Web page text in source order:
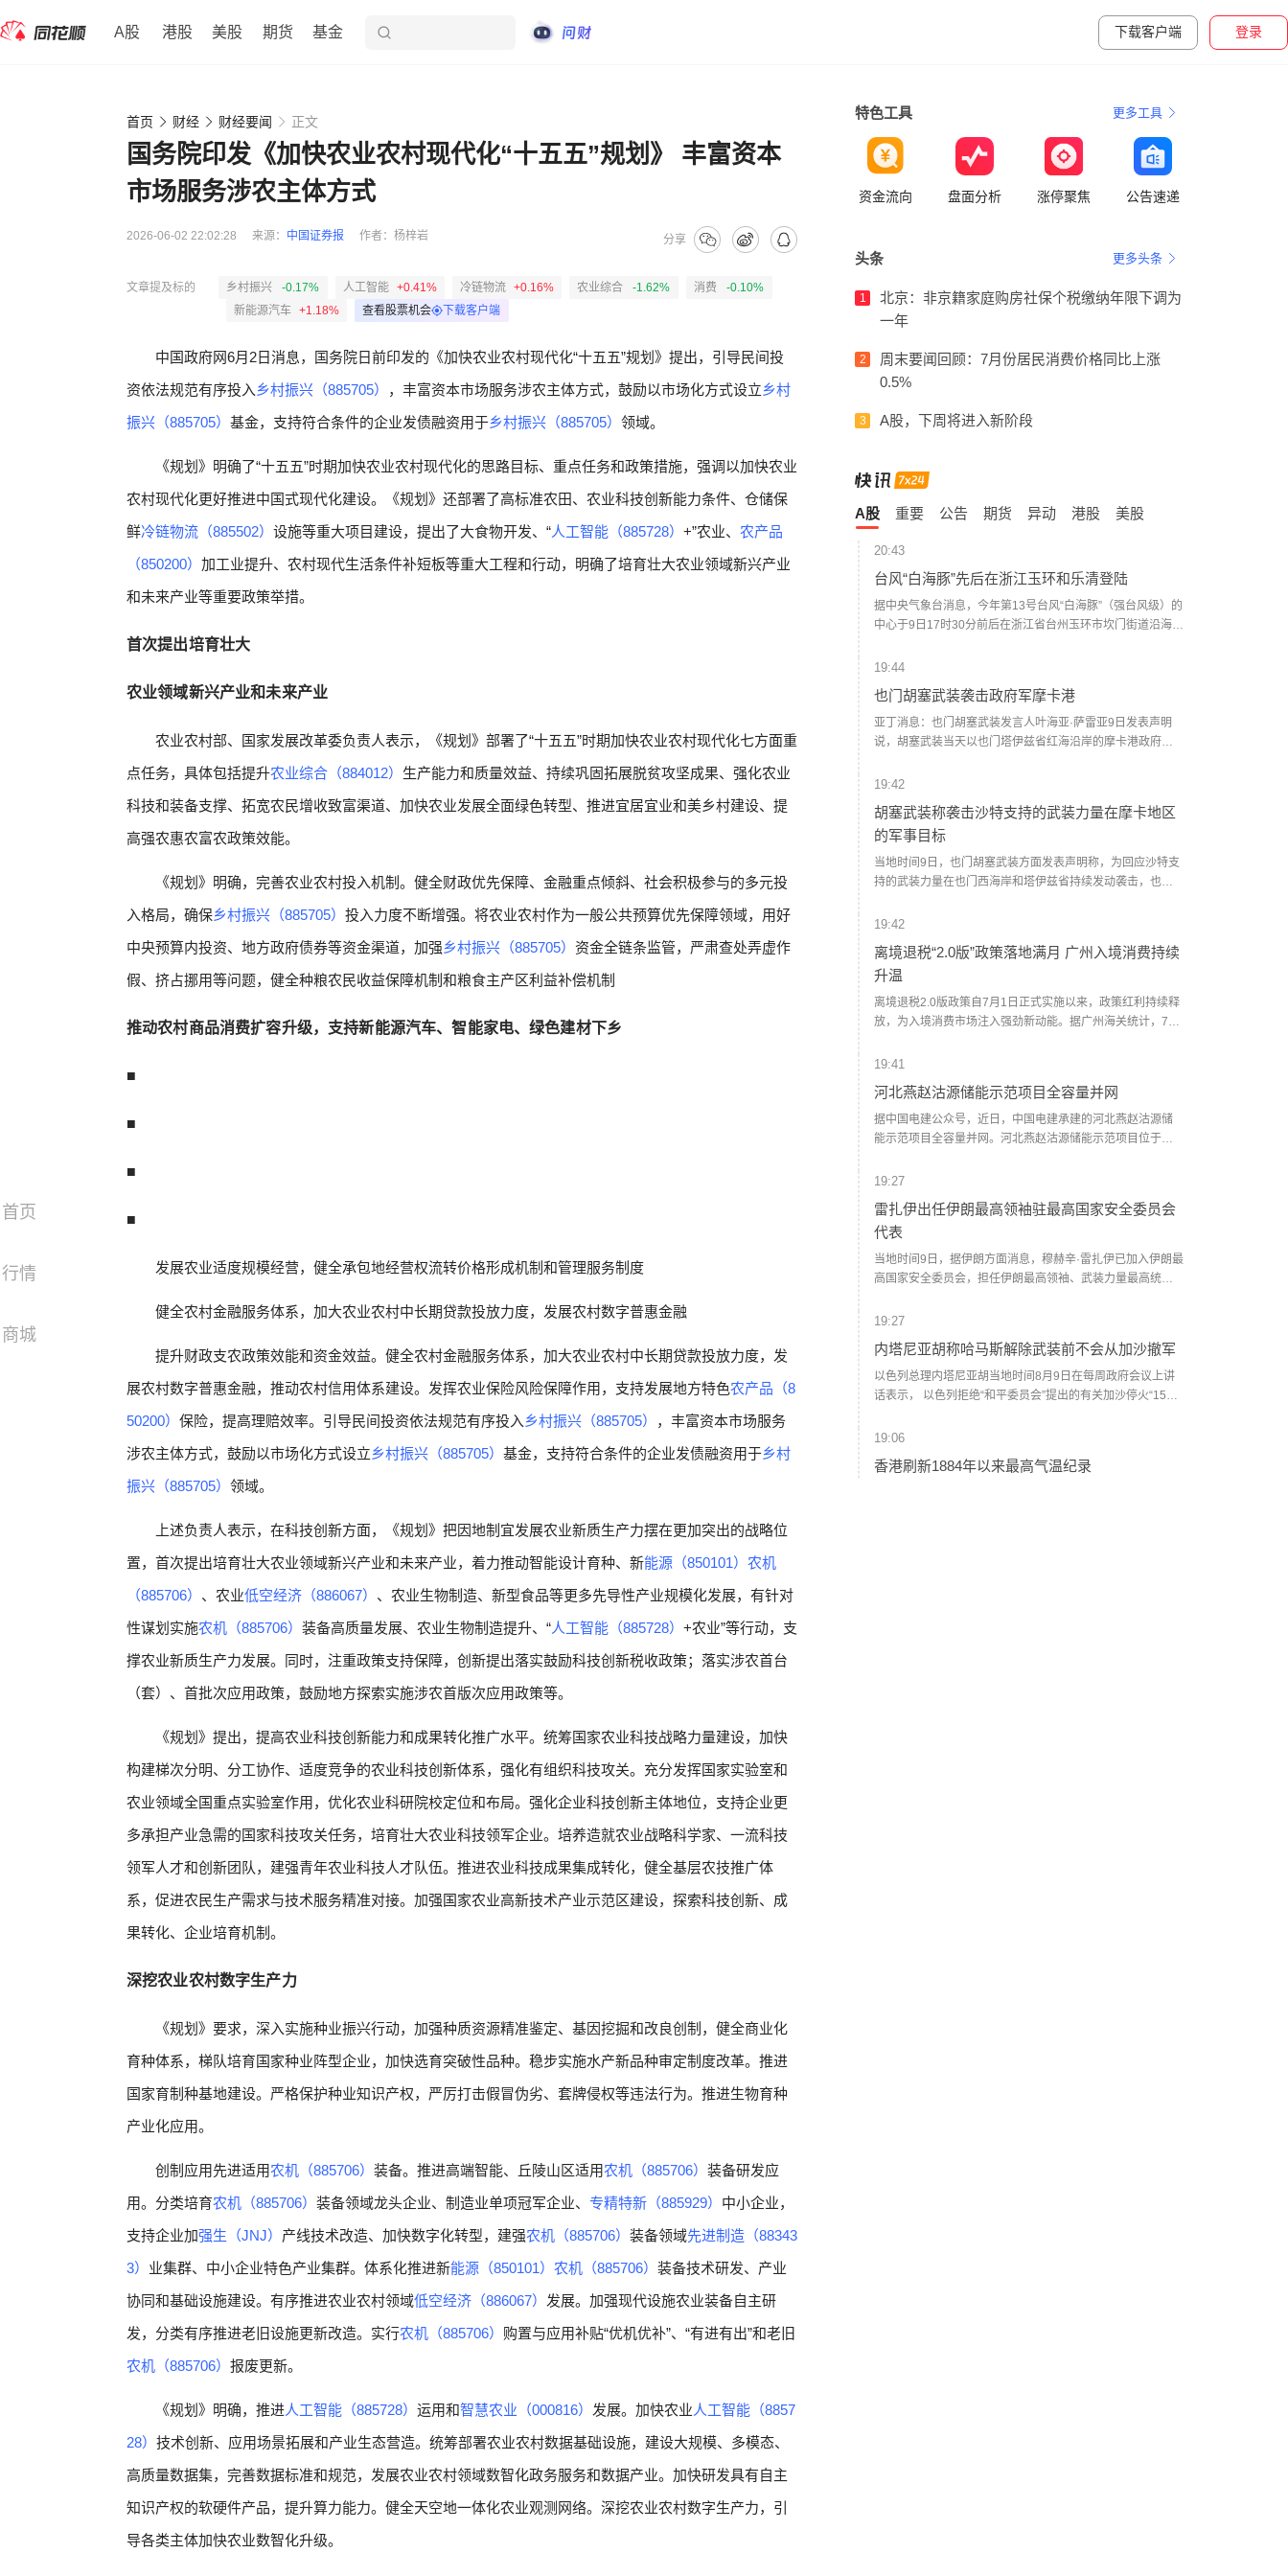
A股 港股 美股 期货 基金 下载客户端 登录
首页
行情
商城
首页 财经 财经要闻 正文
国务院印发《加快农业农村现代化“十五五”规划》 丰富资本
市场服务涉农主体方式
2026-06-02 22:02:28 来源： 中国证券报 作者： 杨梓岩 分享
文章提及标的 乡村振兴 -0.17% 人工智能 +0.41% 冷链物流 +0.16% 农业综合 -1.62% 消费
-0.10%
新能源汽车 +1.18% 查看股票机会 下载客户端
中国政府网6月2日消息， 国务院日前印发的《加快农业农村现代化“十五五”规划》提出，引导民间投
资依法规范有序投入 乡村振兴（885705） ，丰富资本市场服务涉农主体方式，鼓励以市场化方式设立乡村
振兴（885705） 基金，支持符合条件的企业发债融资用于乡村振兴（885705） 领域。
《规划》明确了“十五五”时期加快农业农村现代化的思路目标、重点任务和政策措施，强调以加快农业
农村现代化更好推进中国式现代化建设。《规划》还部署了高标准农田、农业科技创新能力条件、仓储保
鲜冷链物流（885502） 设施等重大项目建设，提出了大食物开发、“人工智能（885728） +”农业、 农产品
（850200） 加工业提升、农村现代生活条件补短板等重大工程和行动，明确了培育壮大农业领域新兴产业
和未来产业等重要政策举措。
首次提出培育壮大
农业领域新兴产业和未来产业
农业农村部、国家发展改革委负责人表示，《规划》部署了“十五五”时期加快农业农村现代化七方面重
点任务，具体包括提升农业综合（884012） 生产能力和质量效益、持续巩固拓展脱贫攻坚成果、强化农业
科技和装备支撑、拓宽农民增收致富渠道、加快农业发展全面绿色转型、推进宜居宜业和美乡村建设、提
高强农惠农富农政策效能。
《规划》明确，完善农业农村投入机制。健全财政优先保障、金融重点倾斜、社会积极参与的多元投
入格局，确保乡村振兴（885705） 投入力度不断增强。将农业农村作为一般公共预算优先保障领域，用好
中央预算内投资、地方政府债券等资金渠道，加强乡村振兴（885705） 资金全链条监管，严肃查处弄虚作
假、挤占挪用等问题， 健全种粮农民收益保障机制和粮食主产区利益补偿机制
推动农村商品消费扩容升级，支持新能源汽车、智能家电、绿色建材下乡
■
■
■
■
发展农业适度规模经营，健全承包地经营权流转价格形成机制和管理服务制度
健全农村金融服务体系，加大农业农村中长期贷款投放力度，发展农村数字普惠金融
提升财政支农政策效能和资金效益。健全农村金融服务体系，加大农业农村中长期贷款投放力度，发
展农村数字普惠金融，推动农村信用体系建设。发挥农业保险风险保障作用，支持发展地方特色农产品（8
50200） 保险，提高理赔效率。引导民间投资依法规范有序投入 乡村振兴（885705）
，丰富资本市场服务
涉农主体方式，鼓励以市场化方式设立乡村振兴（885705） 基金，支持符合条件的企业发债融资用于乡村
振兴（885705） 领域。
上述负责人表示，在科技创新方面，《规划》把因地制宜发展农业新质生产力摆在更加突出的战略位
置，首次提出培育壮大农业领域新兴产业和未来产业，着力推动智能设计育种、新能源（850101） 农机
（885706） 、农业低空经济（886067） 、农业生物制造、新型食品等更多先导性产业规模化发展，有针对
性谋划实施农机（885706） 装备高质量发展、农业生物制造提升、“人工智能（885728） +农业”等行动，支
撑农业新质生产力发展。同时，注重政策支持保障，创新提出落实鼓励科技创新税收政策；落实涉农首台
（套）、首批次应用政策，鼓励地方探索实施涉农首版次应用政策等。
《规划》提出，提高农业科技创新能力和成果转化推广水平。统筹国家农业科技战略力量建设，加快
构建梯次分明、分工协作、适度竞争的农业科技创新体系，强化有组织科技攻关。充分发挥国家实验室和
农业领域全国重点实验室作用，优化农业科研院校定位和布局。强化企业科技创新主体地位，支持企业更
多承担产业急需的国家科技攻关任务，培育壮大农业科技领军企业。培养造就农业战略科学家、一流科技
领军人才和创新团队，建强青年农业科技人才队伍。推进农业科技成果集成转化，健全基层农技推广体
系，促进农民生产需求与技术服务精准对接。加强国家农业高新技术产业示范区建设，探索科技创新、成
果转化、企业培育机制。
深挖农业农村数字生产力
《规划》要求，深入实施种业振兴行动，加强种质资源精准鉴定、基因挖掘和改良创制，健全商业化
育种体系，梯队培育国家种业阵型企业，加快选育突破性品种。稳步实施水产新品种审定制度改革。推进
国家育制种基地建设。严格保护种业知识产权，严厉打击假冒伪劣、套牌侵权等违法行为。推进生物育种
产业化应用。
创制应用先进适用农机（885706） 装备。推进高端智能、丘陵山区适用农机（885706） 装备研发应
用。分类培育农机（885706） 装备领域龙头企业、制造业单项冠军企业、 专精特新（885929） 中小企业，
支持企业加强生（JNJ） 产线技术改造、加快数字化转型，建强农机（885706） 装备领域先进制造（88343
3） 业集群、中小企业特色产业集群。体系化推进新能源（850101） 农机（885706） 装备技术研发、产业
协同和基础设施建设。有序推进农业农村领域低空经济（886067） 发展。加强现代设施农业装备自主研
发，分类有序推进老旧设施更新改造。实行农机（885706） 购置与应用补贴“优机优补”、“有进有出”和老旧
农机（885706） 报废更新。
《规划》明确，推进人工智能（885728） 运用和智慧农业（000816） 发展。加快农业人工智能（8857
28） 技术创新、应用场景拓展和产业生态营造。统筹部署农业农村数据基础设施，建设大规模、多模态、
高质量数据集，完善数据标准和规范，发展农业农村领域数智化政务服务和数据产业。加快研发具有自主
知识产权的软硬件产品，提升算力能力。健全天空地一体化农业观测网络。深挖农业农村数字生产力，引
导各类主体加快农业数智化升级。
特色工具 更多工具
资金流向 盘面分析 涨停聚焦 公告速递
头条 更多头条
1
北京：非京籍家庭购房社保个税缴纳年限下调为
一年
2
周末要闻回顾：7月份居民消费价格同比上涨
0.5%
3 A股，下周将进入新阶段
A股 重要 公告 期货 异动 港股 美股
20:43
台风“白海豚”先后在浙江玉环和乐清登陆
据中央气象台消息，今年第13号台风“白海豚”（强台风级）的
中心于9日17时30分前后在浙江省台州玉环市坎门街道沿海登
气压为945百帕。登陆玉环后，“白海豚”（台风级）的中心于
江省气象台提醒，台风“白海豚”登陆后将贯穿浙江，强风暴雨
范围广、影响时间长，可能引发山洪、地质灾害、中小河流
洪水和城市积涝等次生灾害，需全力做好台风灾害防御。(新
19:44
也门胡塞武装袭击政府军摩卡港
亚丁消息：也门胡塞武装发言人叶海亚·萨雷亚9日发表声明
说，胡塞武装当天以也门塔伊兹省红海沿岸的摩卡港政府军
大规模攻击。 据也门政府媒体9日援引摩卡港负责人阿卜杜勒
空部队在摩卡上空拦截了胡塞武装的无人机。 社交媒体上流
传的视频画面显示，遭袭现场浓烟滚滚。 一名摩卡当地官员
告诉新华社记者，该港口遭到弹道导弹和无人机的猛烈攻
击，港口设施被严重破坏。一些港口工作人员被困，但尚未
19:42
胡塞武装称袭击沙特支持的武装力量在摩卡地区
的军事目标
当地时间9日，也门胡塞武装方面发表声明称，为回应沙特支
持的武装力量在也门西海岸和塔伊兹省持续发动袭击，也门
和武器库发动了一次“大规模、高强度”军事行动。声明称，此
装力量在摩卡地区的军事集结人员及武器仓库。声明称，袭
击“命中准确”，造成相关武器装备大范围损毁，并导致数十人
死伤，其中包括沙特人员。声明还称，也门胡塞武装将继续
监视和跟踪沙特支持的武装力量的军事调动和人员集结，并
19:42
离境退税“2.0版”政策落地满月 广州入境消费持续
升温
离境退税2.0版政策自7月1日正式实施以来，政策红利持续释
放，为入境消费市场注入强劲新动能。据广州海关统计，7月
请单约1.9万份，申请单金额约1亿元，同比分别增长约5倍、
外旅客离境退税申请单超8.9万份，申请单金额超4.86亿元，
同比分别增长7.5倍、1.4倍。(人民财讯)
19:41
河北燕赵沽源储能示范项目全容量并网
据中国电建公众号，近日，中国电建承建的河北燕赵沽源储
能示范项目全容量并网。河北燕赵沽源储能示范项目位于张
酸铁锂储能系统，共安装48组6.25兆瓦/12.5兆瓦时储能单
(人民财讯)
19:27
雷扎伊出任伊朗最高领袖驻最高国家安全委员会
代表
当地时间9日，据伊朗方面消息，穆赫辛·雷扎伊已加入伊朗最
高国家安全委员会，担任伊朗最高领袖、武装力量最高统帅
19:27
内塔尼亚胡称哈马斯解除武装前不会从加沙撤军
以色列总理内塔尼亚胡当地时间8月9日在每周政府会议上讲
话表示， 以色列拒绝“和平委员会”提出的有关加沙停火“15点
前，以军不会从加沙地带撤退，并强调在其任内绝不允许建
19:06
香港刷新1884年以来最高气温纪录